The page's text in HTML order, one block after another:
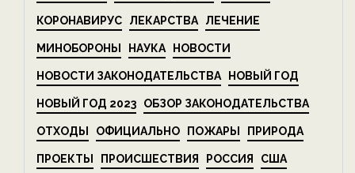
КОРОНАВИРУС ЛЕКАРСТВА ЛЕЧЕНИЕ
МИНОБОРОНЫ НАУКА НОВОСТИ
НОВОСТИ ЗАКОНОДАТЕЛЬСТВА НОВЫЙ ГОД
НОВЫЙ ГОД 2023 ОБЗОР ЗАКОНОДАТЕЛЬСТВА
ОТХОДЫ ОФИЦИАЛЬНО ПОЖАРЫ ПРИРОДА
ПРОЕКТЫ ПРОИСШЕСТВИЯ РОССИЯ США